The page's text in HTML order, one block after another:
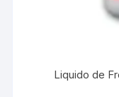
Liquido de